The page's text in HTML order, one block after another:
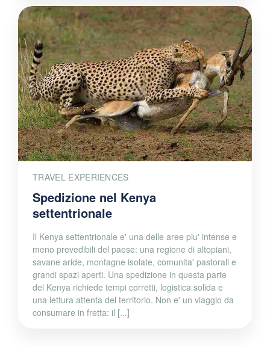
TRAVEL EXPERIENCES
Spedizione nel Kenya
settentrionale
Il Kenya settentrionale e' una delle aree piu' intense e
meno prevedibili del paese: una regione di altopiani,
savane aride, montagne isolate, comunita' pastorali e
grandi spazi aperti. Una spedizione in questa parte
del Kenya richiede tempi corretti, logistica solida e
una lettura attenta del territorio. Non e' un viaggio da
consumare in fretta: il [...]